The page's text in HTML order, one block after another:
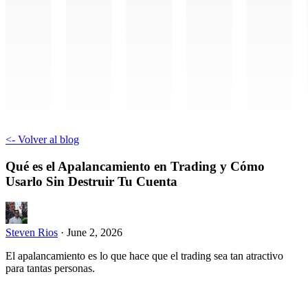
<- Volver al blog
Qué es el Apalancamiento en Trading y Cómo
Usarlo Sin Destruir Tu Cuenta
Steven Rios · June 2, 2026
El apalancamiento es lo que hace que el trading sea tan atractivo
para tantas personas.